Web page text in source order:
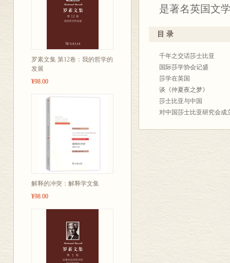
罗素文集 第12卷：我的哲学的
发展
¥98.00
解释的冲突：解释学文集
¥98.00
是著名英国文
目 录
千年之交话莎士比亚
国际莎学协会记盛
莎学在英国
谈《仲夏夜之梦》
莎士比亚与中国
对中国莎士比亚研究会成